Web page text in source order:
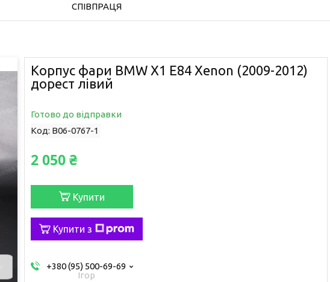
СПІВПРАЦЯ
Корпус фари BMW X1 E84 Xenon (2009-2012)
дорест лівий
Готово до відправки
Код: B06-0767-1
2 050 ₴
Купити
Купити з
+380 (95) 500-69-69
Ігор